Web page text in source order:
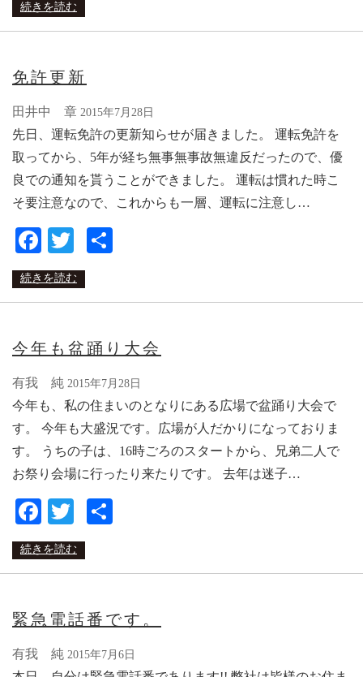
続きを読む
免許更新
田井中 章 2015年7月28日
先日、運転免許の更新知らせが届きました。 運転免許を
取ってから、5年が経ち無事無事故無違反だったので、優
良での通知を貰うことができました。 運転は慣れた時こ
そ要注意なので、これからも一層、運転に注意し…
Facebook
Twitter
続きを読む
今年も盆踊り大会
有我 純 2015年7月28日
今年も、私の住まいのとなりにある広場で盆踊り大会で
す。 今年も大盛況です。広場が人だかりになっておりま
す。 うちの子は、16時ごろのスタートから、兄弟二人で
お祭り会場に行ったり来たりです。 去年は迷子…
Facebook
Twitter
続きを読む
緊急電話番です。
有我 純 2015年7月6日